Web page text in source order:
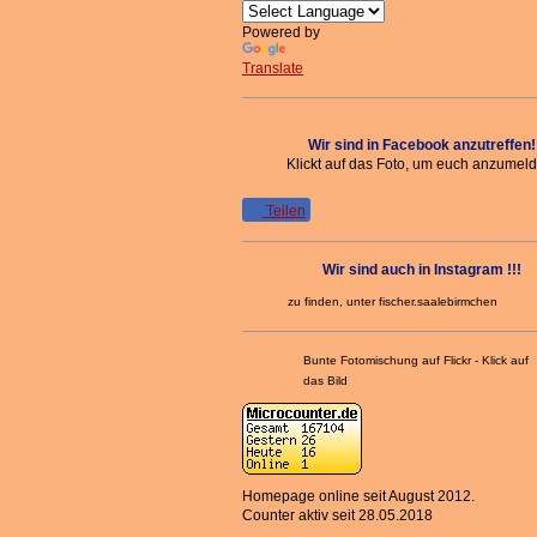
Powered by
Translate
Wir sind in Facebook anzutreffen!
Klickt auf das Foto, um euch
Teilen
Wir sind auch in Instagram !!!
zu finden, unter fischer.saalebirmchen
Bunte Fotomischung auf Flickr - Klick auf
das Bild
Homepage online seit August 2012.
Counter aktiv seit 28.05.2018